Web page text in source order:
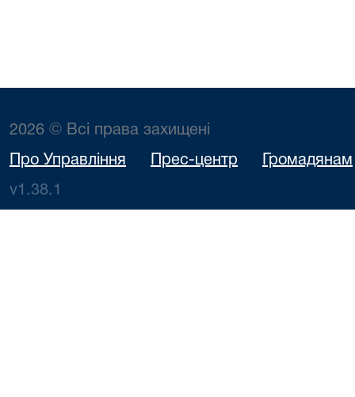
2026 © Всі права захищені
Про Управління Прес-центр Громадянам
v1.38.1